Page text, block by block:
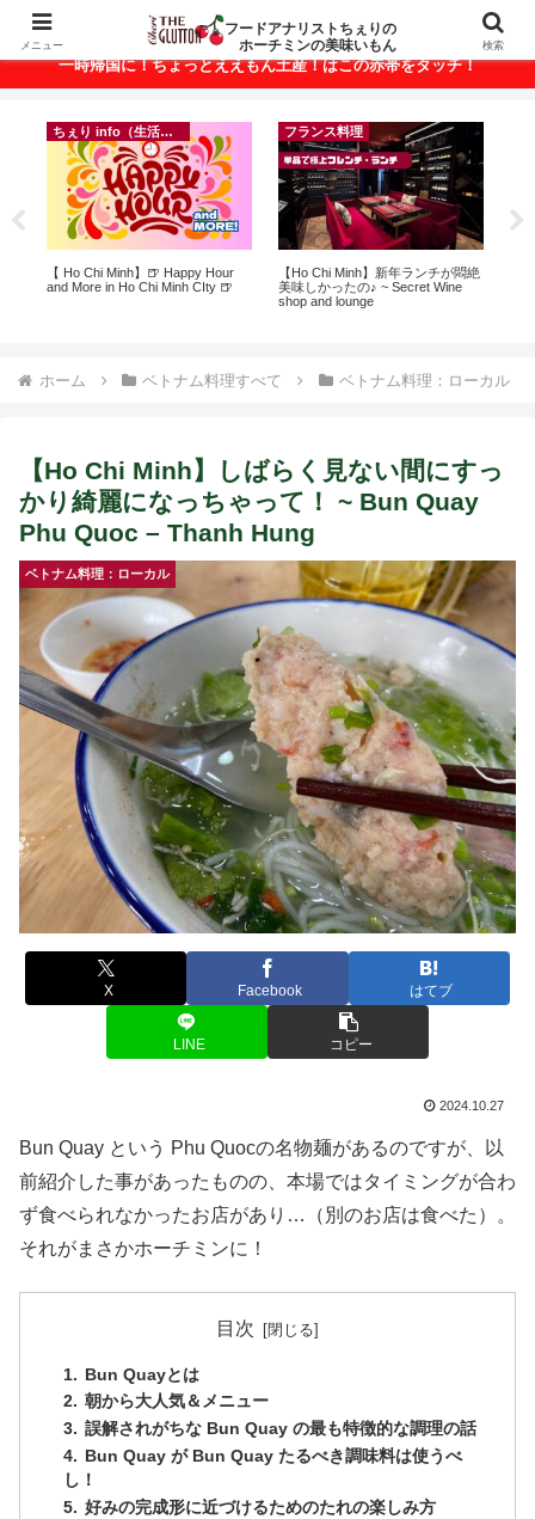
ベトナム・ホーチミンの美味いもんが満載！
一時帰国に！ちょっとええもん土産！はこの赤帯をタッチ！
ちぇり info（生活情報）
【 Ho Chi Minh】🍺 Happy Hour
and More in Ho Chi Minh CIty 🍺
フランス料理
【Ho Chi Minh】新年ランチが悶絶
美味しかったの♪ ~ Secret Wine
shop and lounge
ホーム ベトナム料理すべて ベトナム料理：ローカル
【Ho Chi Minh】しばらく見ない間にすっ
かり綺麗になっちゃって！ ~ Bun Quay
Phu Quoc – Thanh Hung
ベトナム料理：ローカル
X Facebook はてブ
LINE コピー
2024.10.27
Bun Quay という Phu Quocの名物麺があるのですが、以
前紹介した事があったものの、本場ではタイミングが合わ
ず食べられなかったお店があり…（別のお店は食べた）。
それがまさかホーチミンに！
目次
Bun Quayとは
朝から大人気＆メニュー
誤解されがちな Bun Quay の最も特徴的な調理の話
Bun Quay が Bun Quay たるべき調味料は使うべ
し！
好みの完成形に近づけるためのたれの楽しみ方
メニュー
フードアナリストちぇりの
ホーチミンの美味いもん
検索